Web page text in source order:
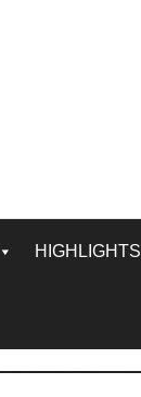
HIGHLIGHTS